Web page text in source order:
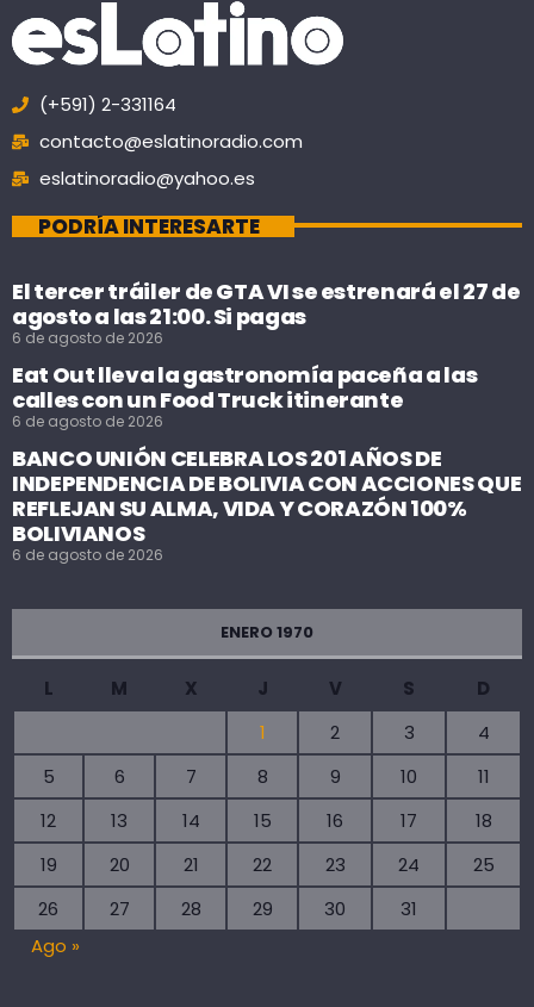
(+591) 2-331164
contacto@eslatinoradio.com
eslatinoradio@yahoo.es
PODRÍA INTERESARTE
El tercer tráiler de GTA VI se estrenará el 27 de
agosto a las 21:00. Si pagas
6 de agosto de 2026
Eat Out lleva la gastronomía paceña a las
calles con un Food Truck itinerante
6 de agosto de 2026
BANCO UNIÓN CELEBRA LOS 201 AÑOS DE
INDEPENDENCIA DE BOLIVIA CON ACCIONES QUE
REFLEJAN SU ALMA, VIDA Y CORAZÓN 100%
BOLIVIANOS
6 de agosto de 2026
ENERO 1970
L M X J V S
D
1
2 3
4
5
6 7 8 9 10
11
12
13 14 15 16 17
18
19
20 21 22 23 24
25
26
27 28 29 30
31
Ago »